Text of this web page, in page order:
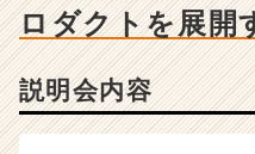
ス
カ
が
届
ロダクトを展開
説明会内容